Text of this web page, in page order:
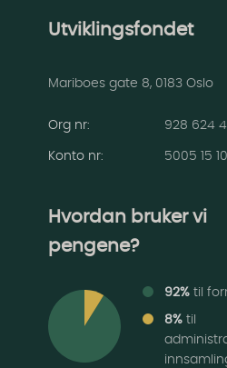
Utviklingsfondet
Mariboes gate 8, 0183 Oslo
Org nr: 928 624
Konto nr: 5005 15
Hvordan bruker vi
pengene?
92% til
8% til